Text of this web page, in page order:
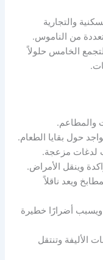
والتجارية
من الناموس.
الخامس حلولاً
والمطاعم.
حول بقايا الطعام.
لدغات مزعجة.
وينقل الأمراض.
ويعد ناقلاً
أضرارًا خطيرة
الأليفة وتنتقل